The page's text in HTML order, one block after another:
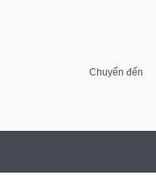
Chuyển đến